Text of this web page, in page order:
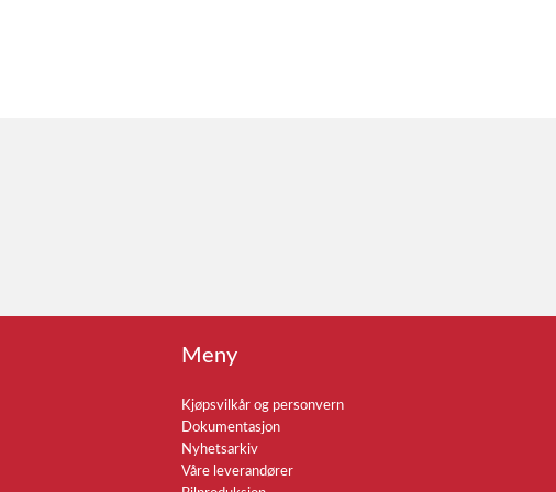
Meny
Kjøpsvilkår og personvern
Dokumentasjon
Nyhetsarkiv
Våre leverandører